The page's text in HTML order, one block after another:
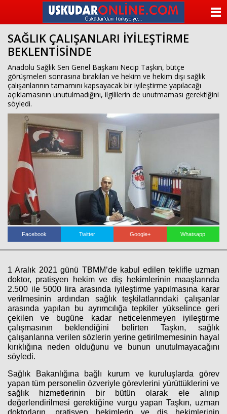
beylikdüzü
escort
beylikdüzü
escort
bayan
beylikdüzü
escort
bayan
escort
beylikdüzü
beylikdüzü
escort
SAĞLIK ÇALIŞANLARI İYİLEŞTİRME
BEKLENTİSİNDE
Anadolu Sağlık Sen Genel Başkanı Necip Taşkın, bütçe
görüşmeleri sonrasına bırakılan ve hekim ve hekim dışı sağlık
çalışanlarının tamamını kapsayacak bir iyileştirme yapılacağı
açıklamasının unutulmadığını, ilgililerin de unutmaması gerektiğini
söyledi.
Facebook Twitter Google+ Whatsapp
1 Aralık 2021 günü TBMM’de kabul edilen teklifle uzman
doktor, pratisyen hekim ve diş hekimlerinin maaşlarında
2.500 ile 5000 lira arasında iyileştirme yapılmasına karar
verilmesinin ardından sağlık teşkilatlarındaki çalışanlar
arasında yapılan bu ayrımcılığa tepkiler yükselince geri
çekilen ve bugüne kadar neticelenmeyen iyileştirme
çalışmasının beklendiğini belirten Taşkın, sağlık
çalışanlarına verilen sözlerin yerine getirilmemesinin hayal
kırıklığına neden olduğunu ve bunun unutulmayacağını
söyledi.
Sağlık Bakanlığına bağlı kurum ve kuruluşlarda görev
yapan tüm personelin özveriyle görevlerini yürüttüklerini ve
sağlık hizmetlerinin bir bütün olarak ele alınıp
değerlendirilmesi gerektiğine vurgu yapan Taşkın, uzman
doktorların, pratisyen hekimlerin ve diş hekimlerinin
ANASAYFA
KATEGORİLER
ANKETLER
İLETİŞİM